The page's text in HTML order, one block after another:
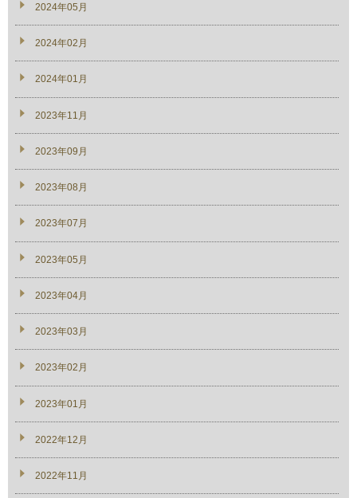
2024年05月
2024年02月
2024年01月
2023年11月
2023年09月
2023年08月
2023年07月
2023年05月
2023年04月
2023年03月
2023年02月
2023年01月
2022年12月
2022年11月